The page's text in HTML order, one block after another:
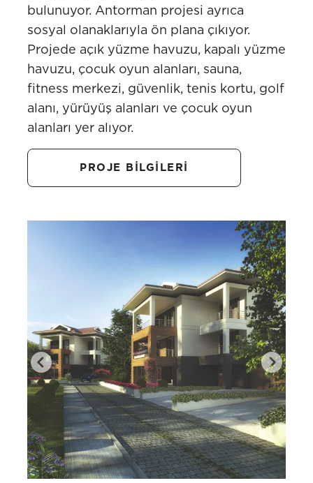
bulunuyor. Antorman projesi ayrıca
sosyal olanaklarıyla ön plana çıkıyor.
Projede açık yüzme havuzu, kapalı yüzme
havuzu, çocuk oyun alanları, sauna,
fitness merkezi, güvenlik, tenis kortu, golf
alanı, yürüyüş alanları ve çocuk oyun
alanları yer alıyor.
PROJE BİLGİLERİ